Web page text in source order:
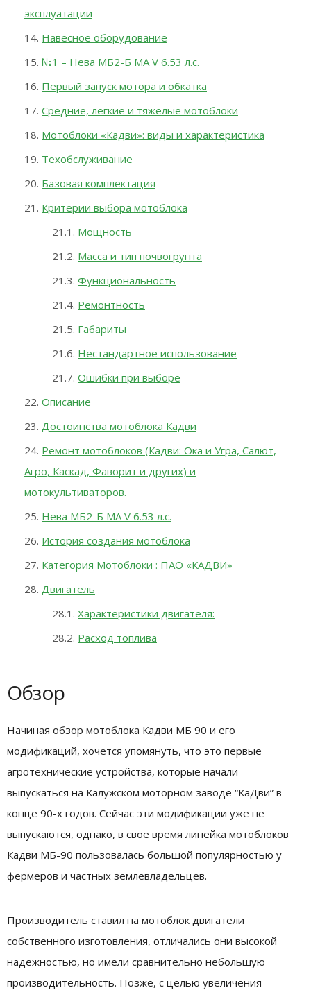
эксплуатации
Навесное оборудование
№1 – Нева MБ2-Б MА V 6.53 л.с.
Первый запуск мотора и обкатка
Средние, лёгкие и тяжёлые мотоблоки
Мотоблоки «Кадви»: виды и характеристика
Техобслуживание
Базовая комплектация
Критерии выбора мотоблока
Мощность
Масса и тип почвогрунта
Функциональность
Ремонтность
Габариты
Нестандартное использование
Ошибки при выборе
Описание
Достоинства мотоблока Кадви
Ремонт мотоблоков (Кадви: Ока и Угра, Салют,
Агро, Каскад, Фаворит и других) и
мотокультиваторов.
Нева MБ2-Б MА V 6.53 л.с.
История создания мотоблока
Категория Мотоблоки : ПАО «КАДВИ»
Двигатель
Характеристики двигателя:
Расход топлива
Обзор
Начиная обзор мотоблока Кадви МБ 90 и его
модификаций, хочется упомянуть, что это первые
агротехнические устройства, которые начали
выпускаться на Калужском моторном заводе “КаДви” в
конце 90-х годов. Сейчас эти модификации уже не
выпускаются, однако, в свое время линейка мотоблоков
Кадви МБ-90 пользовалась большой популярностью у
фермеров и частных землевладельцев.
Производитель ставил на мотоблок двигатели
собственного изготовления, отличались они высокой
надежностью, но имели сравнительно небольшую
производительность. Позже, с целью увеличения